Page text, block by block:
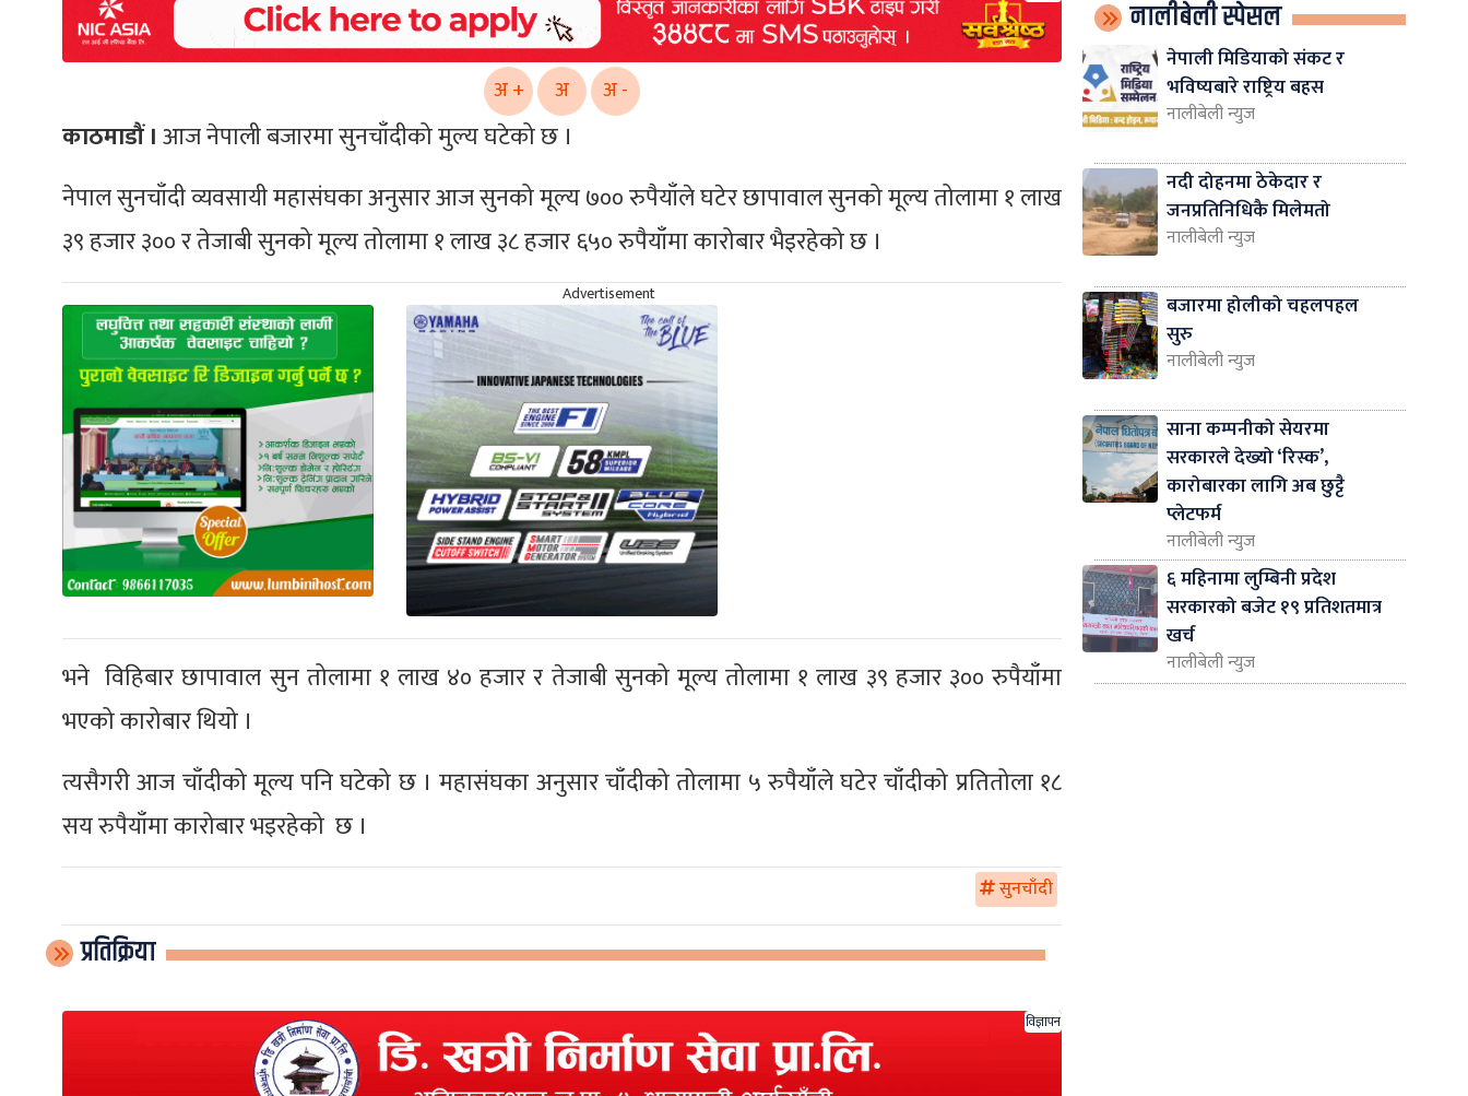
अ + अ अ -
काठमाडौं ।आज नेपाली बजारमा सुनचाँदीको मुल्य घटेको छ ।
नेपाल सुनचाँदी व्यवसायी महासंघका अनुसार आज सुनको मूल्य ७०० रुपैयाँले घटेर छापावाल सुनको मूल्य तोलामा १ लाख
३९ हजार ३०० र तेजाबी सुनको मूल्य तोलामा १ लाख ३८ हजार ६५० रुपैयाँमा कारोबार भैइरहेको छ ।
भने विहिबार छापावाल सुन तोलामा १ लाख ४० हजार र तेजाबी सुनको मूल्य तोलामा १ लाख ३९ हजार ३०० रुपैयाँमा
भएको कारोबार थियो ।
त्यसैगरी आज चाँदीको मूल्य पनि घटेको छ । महासंघका अनुसार चाँदीको तोलामा ५ रुपैयाँले घटेर चाँदीको प्रतितोला १८
सय रुपैयाँमा कारोबार भइरहेको छ ।
सुनचाँदी
प्रतिक्रिया
विज्ञापन
नालीबेली स्पेसल
नेपाली मिडियाको संकट र
भविष्यबारे राष्ट्रिय बहस
नालीबेली न्युज
नदी दोहनमा ठेकेदार र
जनप्रतिनिधिकै मिलेमतो
नालीबेली न्युज
बजारमा होलीको चहलपहल
सुरु
नालीबेली न्युज
साना कम्पनीको सेयरमा
सरकारले देख्यो ‘रिस्क’,
कारोबारका लागि अब छुट्टै
प्लेटफर्म
नालीबेली न्युज
६ महिनामा लुम्बिनी प्रदेश
सरकारको बजेट १९ प्रतिशतमात्र
खर्च
नालीबेली न्युज